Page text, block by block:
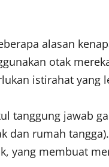
alasan
otak
istirahat yang
tanggung jawab
dan rumah
yang membuat